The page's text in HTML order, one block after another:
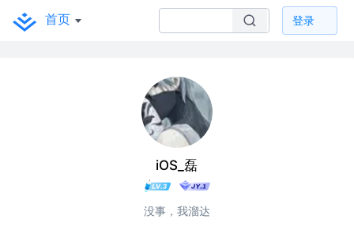
首页 登录
iOS_磊
没事，我溜达